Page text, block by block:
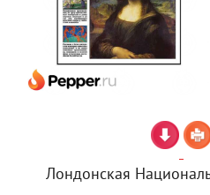
Лондонская